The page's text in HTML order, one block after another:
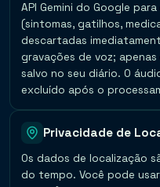
API Gemini do Google
(sintomas, gatilhos,
descartadas
gravações de voz;
salvo no seu diário. O
excluído após o
Privacidade de
Os dados de localização
do tempo. Você pode